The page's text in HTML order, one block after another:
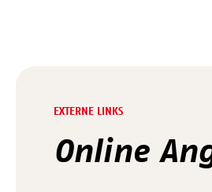
EXTERNE LINKS
Online